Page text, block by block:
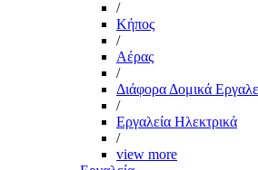
/
Kήπος
/
Αέρας
/
Διάφορα Δομικά
/
Εργαλεία Ηλεκτρικά
/
view more